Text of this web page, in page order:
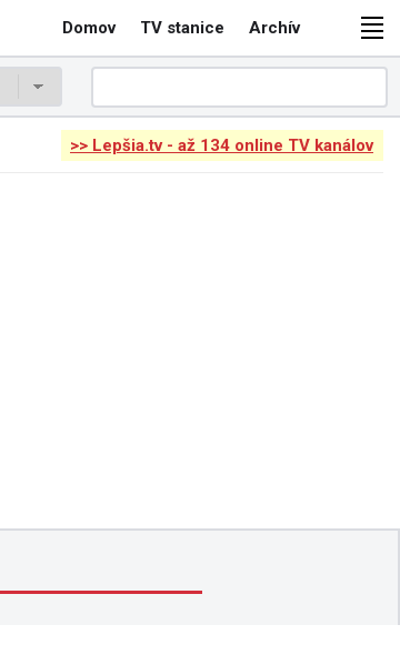
Domov TV stanice Archív
>> Lepšia.tv - až 134 online TV kanálov